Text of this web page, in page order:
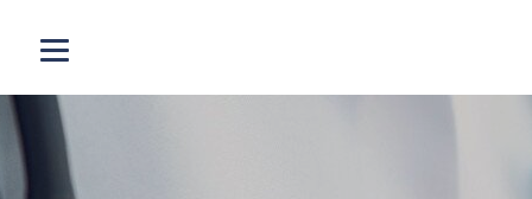
打開選單